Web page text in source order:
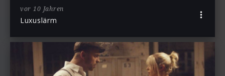
vor 10 Jahren
Luxuslärm